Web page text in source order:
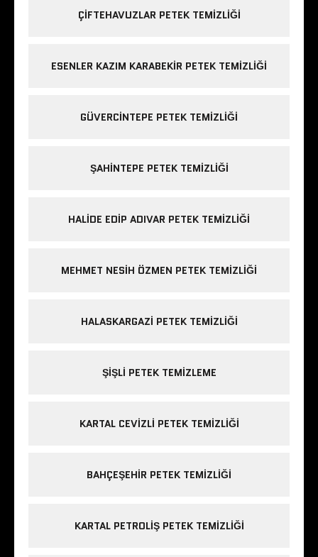
ÇIFTEHAVUZLAR PETEK TEMIZLIĞI
ESENLER KAZIM KARABEKIR PETEK TEMIZLIĞI
GÜVERCINTEPE PETEK TEMIZLIĞI
ŞAHINTEPE PETEK TEMIZLIĞI
HALIDE EDIP ADIVAR PETEK TEMIZLIĞI
MEHMET NESIH ÖZMEN PETEK TEMIZLIĞI
HALASKARGAZI PETEK TEMIZLIĞI
ŞIŞLI PETEK TEMIZLEME
KARTAL CEVIZLI PETEK TEMIZLIĞI
BAHÇEŞEHIR PETEK TEMIZLIĞI
KARTAL PETROLIŞ PETEK TEMIZLIĞI